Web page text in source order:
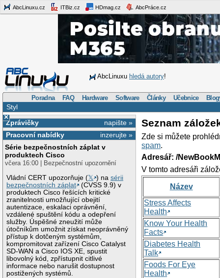
AbcLinuxu.cz ITBiz.cz HDmag.cz AbcPráce.cz
AbcLinuxu hledá autory!
Poradna FAQ Hardware Software Články Učebnice
Styl
×
napište »
Zprávičky
inzerujte »
Pracovní nabídky
Série bezpečnostních záplat v
produktech Cisco
včera 16:00 | Bezpečnostní upozornění
Vládní CERT upozorňuje (𝕏 ) nasérii
bezpečnostních záplat
(CVSS 9.9) v
produktech Cisco řešících kritické
zranitelnosti umožňující obejití
autentizace, eskalaci oprávnění,
vzdálené spuštění kódu a odepření
služby. Úspěšné zneužití může
útočníkům umožnit získat neoprávněný
přístup k dotčeným systémům,
kompromitovat zařízení Cisco Catalyst
SD-WAN a Cisco IOS XE, spustit
libovolný kód, zpřístupnit citlivé
informace nebo narušit dostupnost
postižených systémů.
Seznam
Zde si můžete
spam.
Adresář: /
V tomto adresáři
Název
Stress Affects
Health
Know Your Health
Facts
Diabetes Health
Talk
Foods For Eye
Health